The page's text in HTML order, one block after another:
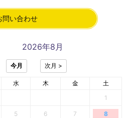
問い合わせ
2026年8月
水 木 金
土
1
5 6 7 8